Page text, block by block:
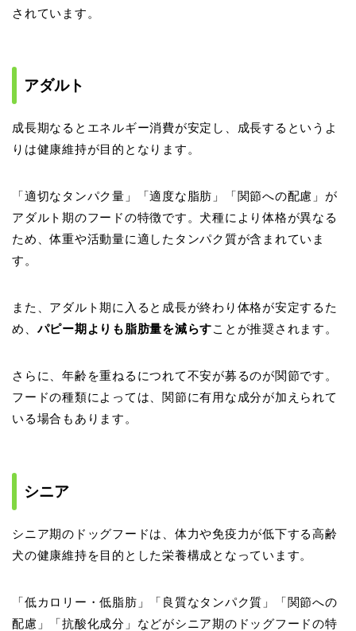
されています。
アダルト
成長期なるとエネルギー消費が安定し、成長するというよ
りは健康維持が目的となります。
「適切なタンパク量」「適度な脂肪」「関節への配慮」が
アダルト期のフードの特徴です。犬種により体格が異なる
ため、体重や活動量に適したタンパク質が含まれていま
す。
また、アダルト期に入ると成長が終わり体格が安定するた
め、パピー期よりも脂肪量を減らすことが推奨されます。
さらに、年齢を重ねるにつれて不安が募るのが関節です。
フードの種類によっては、関節に有用な成分が加えられて
いる場合もあります。
シニア
シニア期のドッグフードは、体力や免疫力が低下する高齢
犬の健康維持を目的とした栄養構成となっています。
「低カロリー・低脂肪」「良質なタンパク質」「関節への
配慮」「抗酸化成分」などがシニア期のドッグフードの特